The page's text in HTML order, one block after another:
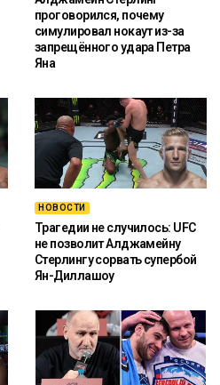
проговорился, почему
симулировал нокаут из-за
запрещённого удара Петра
Яна
НОВОСТИ
Трагедии не случилось: UFC
не позволит Алджамейну
Стерлингу сорвать супербой
Ян-Диллашоу